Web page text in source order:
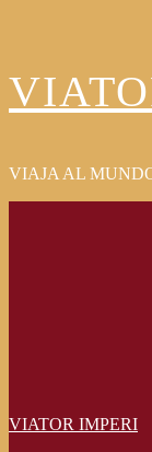
VIAJA AL
VIATOR IMPERI